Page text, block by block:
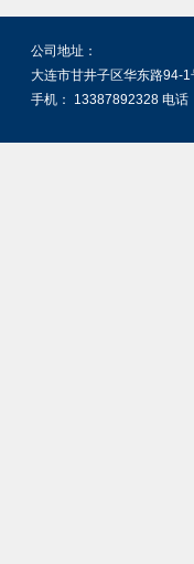
公司地址：
大连市甘井子区华东路94-1
手机： 13387892328 电